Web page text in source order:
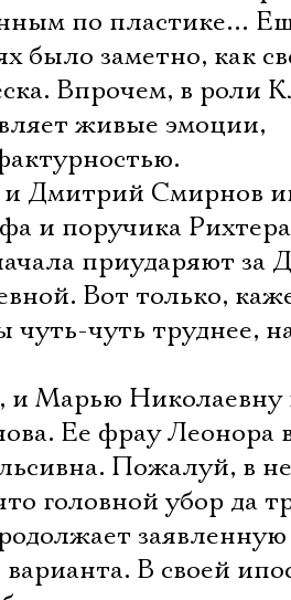
по пластике…
было заметно, как
Впрочем, в роли
живые эмоции,
Дмитрий Смирнов
и поручика
приударяют за
Вот только,
чуть-чуть труднее,
Марью Николаевну
Ее фрау Леонора
Пожалуй, в
головной убор да
В своей